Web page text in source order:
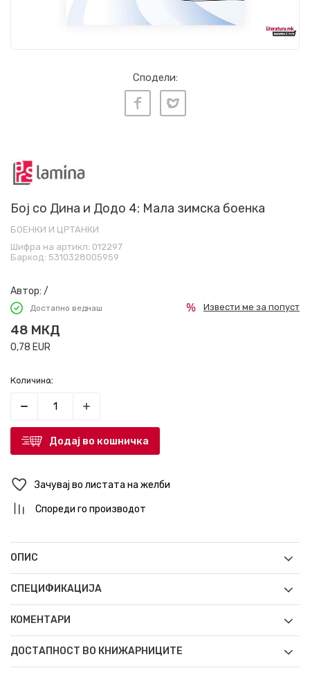
Сподели:
Бој со Дина и Додо 4: Мала зимска боенка
БОЕНКИ И ЦРТАНКИ
Шифра на артикл: 012297
Баркод: 5310328005959
Автор: /
Достапно веднаш
48 МКД
0,78 EUR
Извести ме за попуст
Количина:
Додај во кошничка
Зачувај во листата на желби
Спореди го производот
ОПИС
СПЕЦИФИКАЦИЈА
КОМЕНТАРИ
ДОСТАПНОСТ ВО КНИЖАРНИЦИТЕ